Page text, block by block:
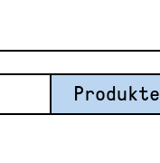
Produkte